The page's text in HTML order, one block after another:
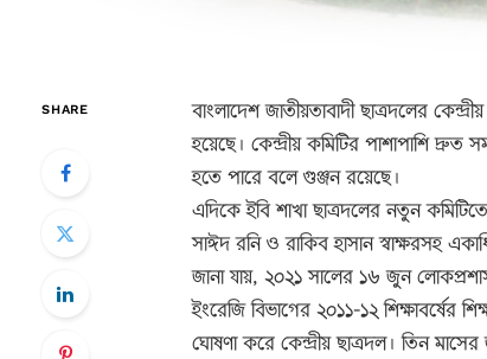
SHARE
বাংলাদেশ জাতীয়তাবাদী ছাত্রদলের
হয়েছে। কেন্দ্রীয় কমিটির পাশাপাশি দ্রুত
হতে পারে বলে গুঞ্জন রয়েছে।
এদিকে ইবি শাখা ছাত্রদলের নতুন
সাঈদ রনি ও রাকিব হাসান স্বাক্ষরসহ
জানা যায়, ২০২১ সালের ১৬ জুন
ইংরেজি বিভাগের ২০১১-১২ শিক্ষাবর্ষের
ঘোষণা করে কেন্দ্রীয় ছাত্রদল। তিন